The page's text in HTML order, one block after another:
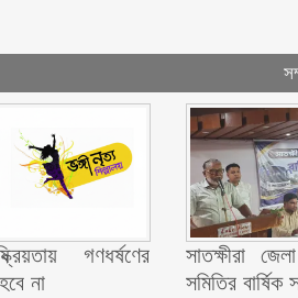
গণধর্ষণের
না
সাতক্ষীরা
সমিতির